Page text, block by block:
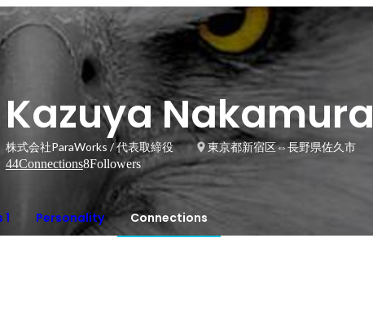
Kazuya Nakamura
株式会社ParaWorks / 代表取締役
東京都新宿区⇔長野県佐久市
44Connections8Followers
Personality Connections